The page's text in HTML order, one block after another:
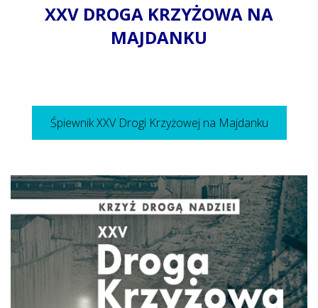
XXV DROGA KRZYŻOWA NA
MAJDANKU
Śpiewnik XXV Drogi Krzyżowej na Majdanku